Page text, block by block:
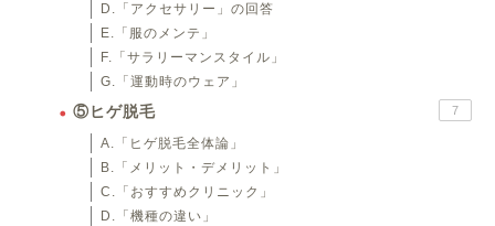
D.「アクセサリー」の回答
E.「服のメンテ」
F.「サラリーマンスタイル」
G.「運動時のウェア」
⑤ヒゲ脱毛 7
A.「ヒゲ脱毛全体論」
B.「メリット・デメリット」
C.「おすすめクリニック」
D.「機種の違い」